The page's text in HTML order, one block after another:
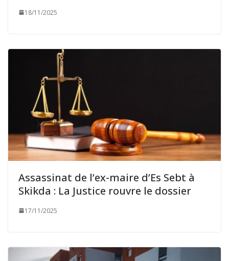
18/11/2025
Assassinat de l’ex-maire d’Es Sebt à
Skikda : La Justice rouvre le dossier
17/11/2025